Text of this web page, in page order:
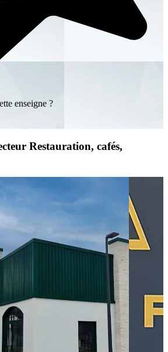
enseigne ?
Restauration, cafés,